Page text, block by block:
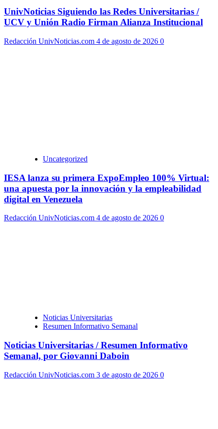
UnivNoticias Siguiendo las Redes Universitarias /
UCV y Unión Radio Firman Alianza Institucional
Redacción UnivNoticias.com 4 de agosto de 2026 0
Uncategorized
IESA lanza su primera ExpoEmpleo 100% Virtual:
una apuesta por la innovación y la empleabilidad
digital en Venezuela
Redacción UnivNoticias.com 4 de agosto de 2026 0
Noticias Universitarias
Resumen Informativo Semanal
Noticias Universitarias / Resumen Informativo
Semanal, por Giovanni Daboin
Redacción UnivNoticias.com 3 de agosto de 2026 0